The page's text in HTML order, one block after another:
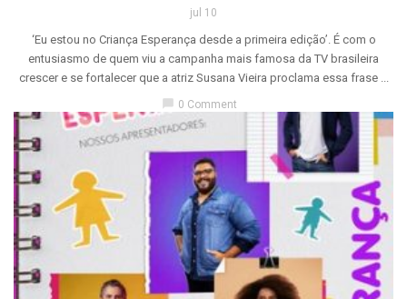
jul 10
‘Eu estou no Criança Esperança desde a primeira edição’. É com o
entusiasmo de quem viu a campanha mais famosa da TV brasileira
crescer e se fortalecer que a atriz Susana Vieira proclama essa frase ...
0 Comment